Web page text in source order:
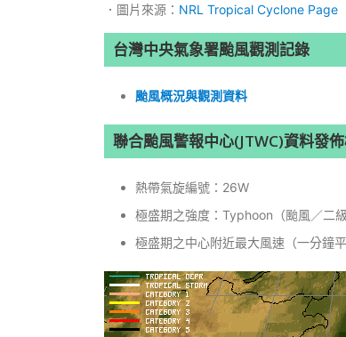
．圖片來源： NRL Tropical Cyclone Page
台灣中央氣象署颱風觀測記錄
颱風概況與觀測資料
聯合颱風警報中心(JTWC)資料發
熱帶氣旋編號：26W
極盛期之強度：Typhoon（颱風／二級
極盛期之中心附近最大風速（一分鐘